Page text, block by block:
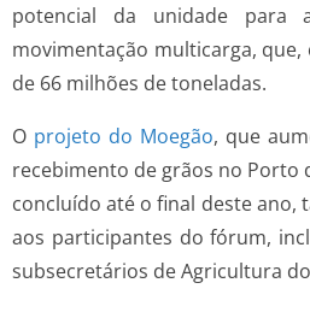
potencial da unidade para
movimentação multicarga, que,
de 66 milhões de toneladas.
O projeto do Moegão, que
recebimento de grãos no Porto
concluído até o final deste ano,
aos participantes do fórum,
subsecretários de Agricultura